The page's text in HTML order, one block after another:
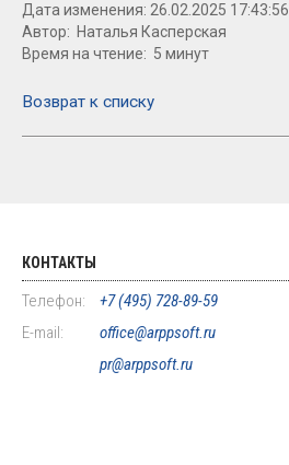
Дата изменения: 26.02.2025 17:43:56
Автор: Наталья Касперская
Время на чтение: 5 минут
Возврат к списку
КОНТАКТЫ
Телефон:
+7 (495) 728-89-59
E-mail:
office@arppsoft.ru
pr@arppsoft.ru